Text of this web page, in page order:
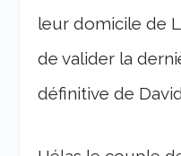
leur domicile de
de valider la
définitive de